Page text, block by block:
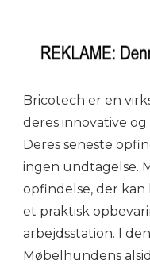
Bricotech er en
deres innovative
Deres seneste
ingen undtagelse.
opfindelse, der
et praktisk
arbejdsstation. I
Møbelhundens